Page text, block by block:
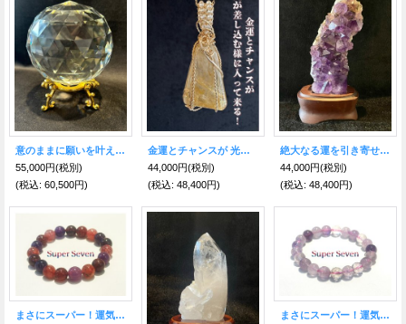
意のままに願いを叶える！如意宝珠型◎虹の光を生み出す水晶球
55,000円(税別)
(税込: 60,500円)
金運とチャンスが 光が差し込む様に入って来る！爆上げゴールデン・ルチル&ルチルクォーツ △型BIGネックレス〜世界に一つだけのスピリチュアルジュエリー〜
44,000円(税別)
(税込: 48,400円)
絶大なる運を引き寄せるパワー！アメジスト原石・台付き ブラジル産
44,000円(税別)
(税込: 48,400円)
まさにスーパー！運気好転を目指すなら★愛と調和のスーパーセブン10mmブレス
まさにスーパー！運気好転を目指すなら★愛と調和のスーパーセブン9mmブレス